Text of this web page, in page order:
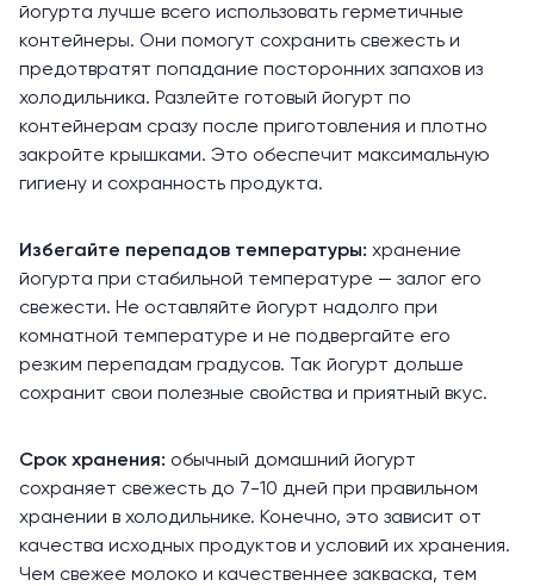
йогурта лучше всего использовать герметичные
контейнеры. Они помогут сохранить свежесть и
предотвратят попадание посторонних запахов из
холодильника. Разлейте готовый йогурт по
контейнерам сразу после приготовления и плотно
закройте крышками. Это обеспечит максимальную
гигиену и сохранность продукта.
Избегайте перепадов температуры: хранение
йогурта при стабильной температуре — залог его
свежести. Не оставляйте йогурт надолго при
комнатной температуре и не подвергайте его
резким перепадам градусов. Так йогурт дольше
сохранит свои полезные свойства и приятный вкус.
Срок хранения: обычный домашний йогурт
сохраняет свежесть до 7-10 дней при правильном
хранении в холодильнике. Конечно, это зависит от
качества исходных продуктов и условий их хранения.
Чем свежее молоко и качественнее закваска, тем